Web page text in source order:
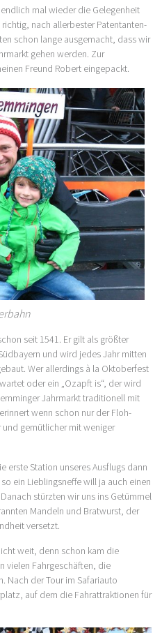
mal wieder die Gelegenheit
nach allerbester Patentanten-
schon lange ausgemacht, dass wir
gehen werden. Zur
Freund Robert eingepackt.
seit 1541. Er gilt als größter
und wird jedes Jahr mitten
Wer allerdings à la Oktoberfest
oder ein „Ozapft is“, der wird
Jahrmarkt traditionell mit
wenn schon nur der Floh-
und gemütlicher mit weniger
erste Station unseres Ausflugs dann
ein Lieblingsneffe will ja auch einen
stürzten wir uns ins Getümmel
Mandeln und Bratwurst, der
versetzt.
weit, denn schon kam die
vielen Fahrgeschäften, die
Nach der Tour im Safariauto
auf dem die Fahrattraktionen für